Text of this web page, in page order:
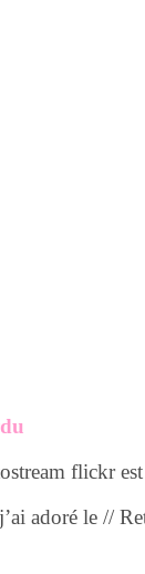
flickr
adoré le //